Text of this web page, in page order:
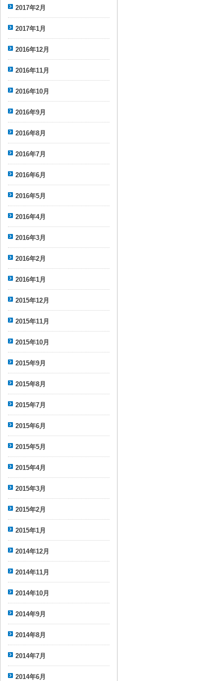
2017年2月
2017年1月
2016年12月
2016年11月
2016年10月
2016年9月
2016年8月
2016年7月
2016年6月
2016年5月
2016年4月
2016年3月
2016年2月
2016年1月
2015年12月
2015年11月
2015年10月
2015年9月
2015年8月
2015年7月
2015年6月
2015年5月
2015年4月
2015年3月
2015年2月
2015年1月
2014年12月
2014年11月
2014年10月
2014年9月
2014年8月
2014年7月
2014年6月